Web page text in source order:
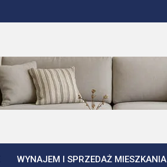
WYNAJEM I SPRZEDAŻ MIESZKANIA